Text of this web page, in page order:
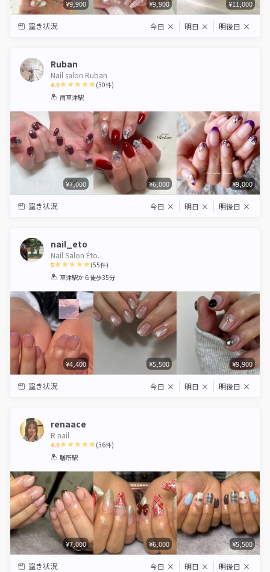
¥9,900 ¥9,900 ¥11,000
空き状況 今日 × 明日 × 明後日 ×
Ruban
Nail salon Ruban
4.9
1 2 3 4
(30件)
南草津駅
¥7,000 ¥6,000 ¥9,000
空き状況 今日 × 明日 × 明後日 ×
nail_eto
Nail Salon Éto.
5
1 2 3 4 5
(55件)
草津駅から徒歩35分
¥4,400 ¥5,500 ¥9,900
空き状況 今日 × 明日 × 明後日 ×
renaace
R nail
4.9
1 2 3
(36件)
膳所駅
¥7,000 ¥6,000 ¥5,500
空き状況 今日 × 明日 × 明後日 ×